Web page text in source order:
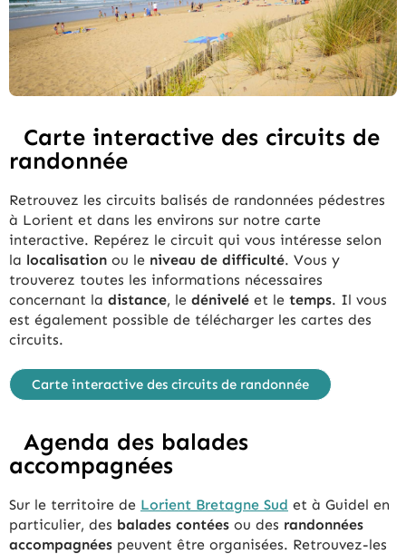
Carte interactive des circuits de
randonnée
Retrouvez les circuits balisés de randonnées pédestres
à Lorient et dans les environs sur notre carte
interactive. Repérez le circuit qui vous intéresse selon
la localisation ou le niveau de difficulté. Vous y
trouverez toutes les informations nécessaires
concernant la distance, le dénivelé et le temps. Il vous
est également possible de télécharger les cartes des
circuits.
Carte interactive des circuits de randonnée
Agenda des balades
accompagnées
Sur le territoire de Lorient Bretagne Sud et à Guidel en
particulier, des balades contées ou des randonnées
accompagnées peuvent être organisées. Retrouvez-les